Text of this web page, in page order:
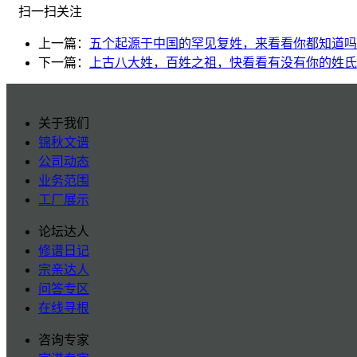
扫一扫关注
上一篇：
五个起源于中国的罕见复姓，来看看你都知道
下一篇：
上古八大姓，百姓之祖，快看看有没有你的姓
关于我们
锦秋文谱
公司动态
业务范围
工厂展示
论坛达人
修谱日记
宗亲达人
问答专区
在线寻根
咨询专家